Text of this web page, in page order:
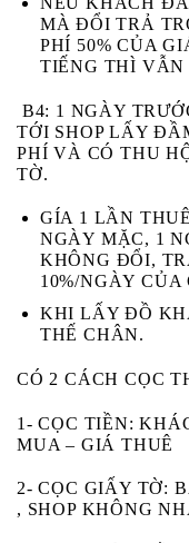
MÀ ĐỔI TRẢ
PHÍ 50% CỦA
TIẾNG THÌ VẪN
B4: 1 NGÀY
TỚI SHOP LẤY
PHÍ VÀ CÓ THU
TỜ.
GÍA 1 LẦN
NGÀY MẶC, 1
KHÔNG ĐỔI,
10%/NGÀY CỦA
KHI LẤY ĐỒ
THẾ CHÂN.
CÓ 2 CÁCH CỌC
1- CỌC TIỀN:
MUA – GIÁ THUÊ
2- CỌC GIẤY TỜ:
, SHOP KHÔNG